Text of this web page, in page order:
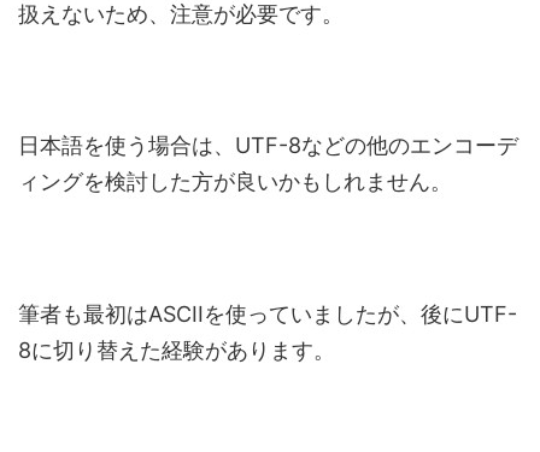
扱えないため、注意が必要です。
日本語を使う場合は、UTF-8などの他のエンコーデ
ィングを検討した方が良いかもしれません。
筆者も最初はASCIIを使っていましたが、後にUTF-
8に切り替えた経験があります。